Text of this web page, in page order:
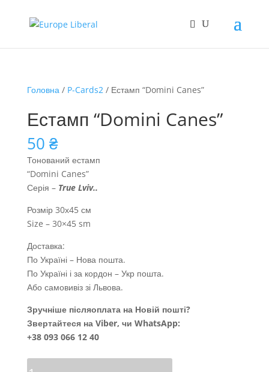
Головна/ P-Cards2/ Естамп “Domini Canes”
Естамп “Domini Canes”
50 ₴
Тонований естамп
“Domini Canes”
Серія – True Lviv..
Розмір 30х45 см
Size – 30×45 sm
Доставка:
По Україні – Нова пошта.
По Україні і за кордон – Укр пошта.
Або самовивіз зі Львова.
Зручніше післяоплата на Новій пошті?
Звертайтеся на Viber, чи WhatsApp:
+38 093 066 12 40